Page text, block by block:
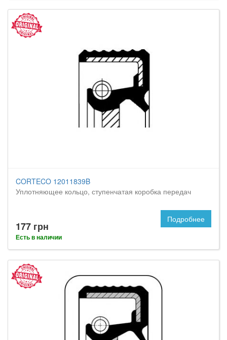
CORTECO 12011839B
Уплотняющее кольцо, ступенчатая коробка передач
177 грн
Есть в наличии
Подробнее